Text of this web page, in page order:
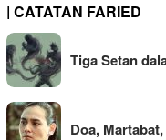
| CATATAN FARIED
Tiga Setan
Doa,